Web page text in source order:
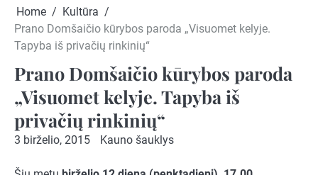
Home
Kultūra
Prano Domšaičio kūrybos paroda „Visuomet kelyje.
Tapyba iš privačių rinkinių“
Prano Domšaičio kūrybos paroda
„Visuomet kelyje. Tapyba iš
privačių rinkinių“
3 birželio, 2015 Kauno šauklys